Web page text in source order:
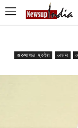
अरुणाचल प्रदेश असम